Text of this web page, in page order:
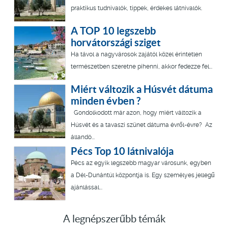
praktikus tudnivalók, tippek, érdekes látnivalók.
A TOP 10 legszebb
horvátországi sziget
Ha távol a nagyvárosok zajától közel érintetlen
természetben szeretne pihenni, akkor fedezze fel...
Miért változik a Húsvét dátuma
minden évben ?
Gondolkodott már azon, hogy miért változik a
Húsvét és a tavaszi szünet dátuma évről-évre? Az
állandó...
Pécs Top 10 látnivalója
Pécs az egyik legszebb magyar városunk, egyben
a Dél-Dunántúl központja is. Egy személyes jellegű
ajánlással...
A legnépszerűbb témák